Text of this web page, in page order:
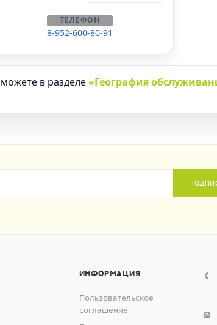
ТЕЛЕФОН
8-952-600-80-91
в разделе«География
ИНФОРМАЦИЯ
Пользовательское
соглашение